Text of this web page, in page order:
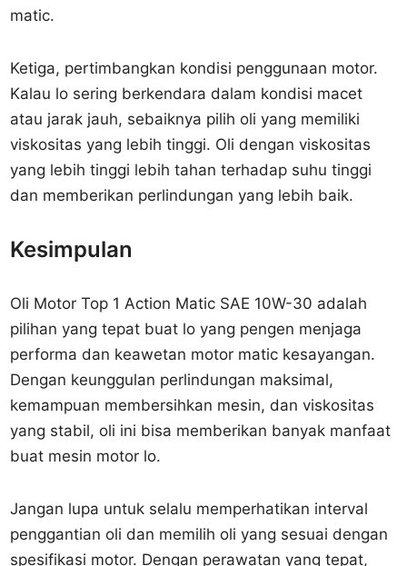
matic.
Ketiga, pertimbangkan kondisi penggunaan motor.
Kalau lo sering berkendara dalam kondisi macet
atau jarak jauh, sebaiknya pilih oli yang memiliki
viskositas yang lebih tinggi. Oli dengan viskositas
yang lebih tinggi lebih tahan terhadap suhu tinggi
dan memberikan perlindungan yang lebih baik.
Kesimpulan
Oli Motor Top 1 Action Matic SAE 10W-30 adalah
pilihan yang tepat buat lo yang pengen menjaga
performa dan keawetan motor matic kesayangan.
Dengan keunggulan perlindungan maksimal,
kemampuan membersihkan mesin, dan viskositas
yang stabil, oli ini bisa memberikan banyak manfaat
buat mesin motor lo.
Jangan lupa untuk selalu memperhatikan interval
penggantian oli dan memilih oli yang sesuai dengan
spesifikasi motor. Dengan perawatan yang tepat,